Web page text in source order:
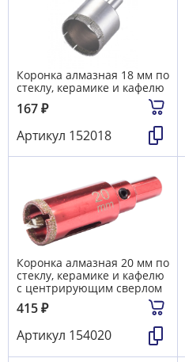
Коронка алмазная 18 мм по
стеклу, керамике и кафелю
167₽
Артикул 152018
Коронка алмазная 20 мм по
стеклу, керамике и кафелю
с центрирующим сверлом
415₽
Артикул 154020